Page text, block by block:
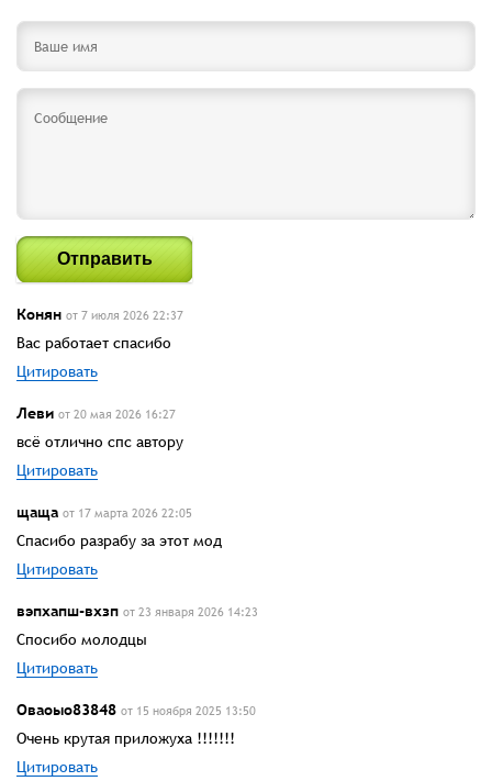
Отправить
Конян от 7 июля 2026 22:37
Вас работает спасибо
Цитировать
Леви от 20 мая 2026 16:27
всё отлично спс автору
Цитировать
щаща от 17 марта 2026 22:05
Спасибо разрабу за этот мод
Цитировать
вэпхапш-вхзп от 23 января 2026 14:23
Спосибо молодцы
Цитировать
Оваоыо83848 от 15 ноября 2025 13:50
Очень крутая приложуха !!!!!!!
Цитировать